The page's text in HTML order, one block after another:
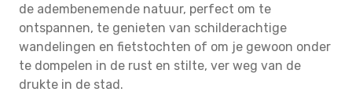
de adembenemende natuur, perfect om te
ontspannen, te genieten van schilderachtige
wandelingen en fietstochten of om je gewoon onder
te dompelen in de rust en stilte, ver weg van de
drukte in de stad.